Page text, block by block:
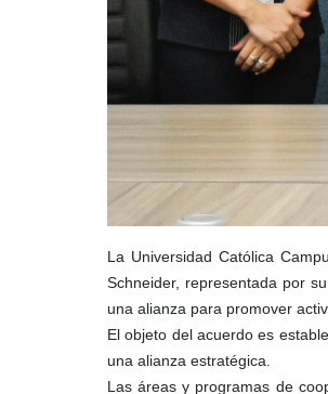
La Universidad Católica
Schneider, representada por
una alianza para promover
El objeto del acuerdo es
una alianza estratégica.
Las áreas y programas de